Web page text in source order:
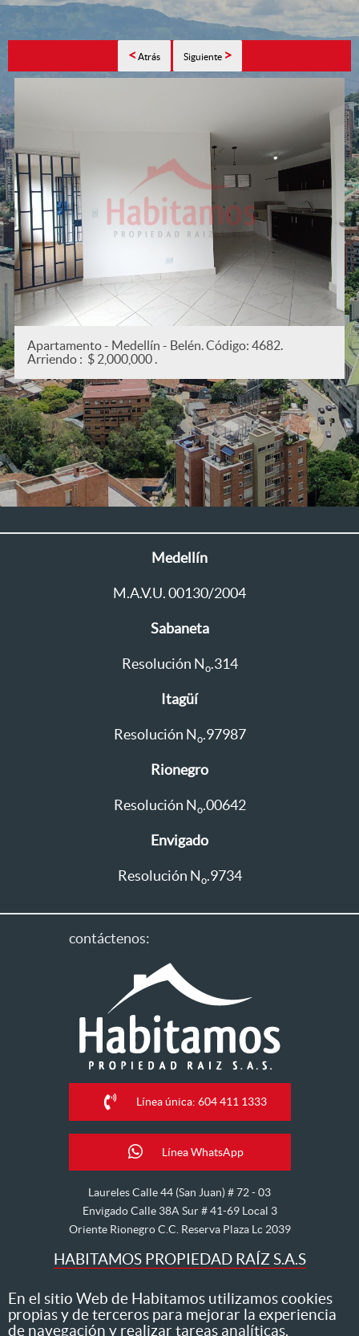
< Atrás Siguiente >
Apartamento - Medellín - San Joaquín. Código:
Arriendo : $ 2,200,000 .
Medellín
M.A.V.U. 00130/2004
Sabaneta
Resolución N o.314
Itagüí
Resolución N o.97987
Rionegro
Resolución N o.00642
Envigado
Resolución N o.9734
contáctenos:
Línea única: 604 411 1333
Línea WhatsApp
Laureles Calle 44 (San Juan) # 72 - 03
Envigado Calle 38A Sur # 41-69 Local 3
Oriente Rionegro C.C. Reserva Plaza Lc 2039
HABITAMOS PROPIEDAD RAÍZ S.A.S
Nos dedicamos al arriendo, venta, hipoteca, avalúo y
administración de inmuebles
En el sitio Web de Habitamos utilizamos cookies
propias y de terceros para mejorar la experiencia
de navegación y realizar tareas analíticas.